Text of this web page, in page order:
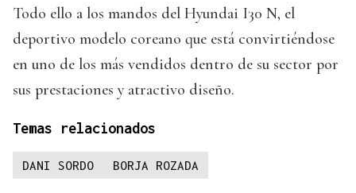
Todo ello a los mandos del Hyundai I30 N, el
deportivo modelo coreano que está convirtiéndose
en uno de los más vendidos dentro de su sector por
sus prestaciones y atractivo diseño.
Temas relacionados
DANI SORDO BORJA ROZADA